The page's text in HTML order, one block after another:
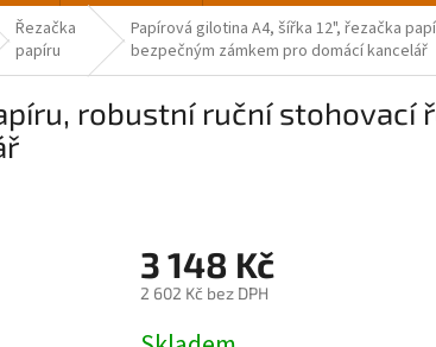
Řezačka
papíru
Papírová gilotina A4, šířka 12", řezačka
bezpečným zámkem pro domácí kancelář
robustní ruční stohovací
3 148 Kč
2 602 Kč bez DPH